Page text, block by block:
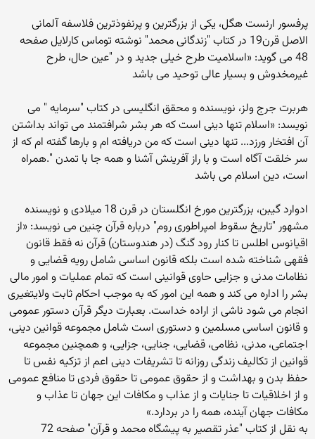
پرفسور ارنست هگل، یکی از بزرگترین و پرنفوذترین فلاسفه آلمانی
الاصل قرن19 در کتاب "زندگانی محمد" نوشته توماس کارلایل صفحه
48 می گوید: «اسلامیت طرح خیلی جدید و در "عین حال، طرح
غیرمخدوش و بسیار عالی توحید می باشد
هربرت جرج ولز، نویسنده و محقق انگلیسی در کتاب "سرمایه " می
نویسد: «اسلام تنها دینی است که هر بشر شرافتمند می تواند بداشتن
آن افتخار ورزد... تنها دینی است که من دریافته ام و بارها گفته ام که از
سر خلقت آگاه است و با راز آفرینش آشنا و همه جا با تمدن ".همراه
است، دین اسلام می باشد
ادوارد گیبن، بزرگترین مورخ انگلستان در قرن 18 میلادی و نویسنده
مشهور "تاریخ سقوط امپراطوری روم" درباره قرآن چنین می نویسد: «از
اقیانوس اطلس تا کنار رود گنگ (در هندوستان) قرآن نه فقط قانون
فقهی شناخته شده است بلکه قانون اساسی شامل رویه قضایی و
نظامات مدنی و جزایی حاوی قوانینی است که تمام عملیات و امور مالی
بشر را اداره می کند و همه این امور که به موجب احکام ثابت ولایتغیری
انجام می شود ناشی از اراده خداست. بعبارت دیگر قرآن دستور عمومی
و قانون اساسی مسلمین و دستوری است شامل مجموعه قوانین دینی،
اجتماعی، مدنی، نظامی، قضایی، جنایی، جزایی، و همچنین مجموعه
قوانین از تکالیف زندگی روزانه تا تشریفات دینی اعم از تزکیه نفس تا
حفظ بدن و بهداشت و از حقوق عمومی تا حقوق فردی تا منافع عمومی
و از اخلاقیات تا جنایات و از عذاب و مکافات این جهان تا عذاب و
مکافات جهان آینده، همه را در بردارد.»
به نقل از کتاب "عذر تقصیر به پیشگاه محمد و قرآن" صفحه 72